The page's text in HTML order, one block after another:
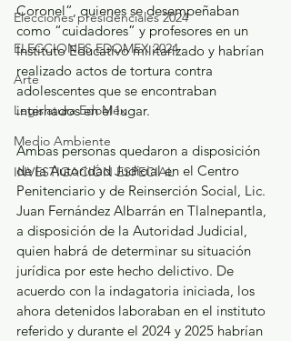
Elecciones presidenciales 2024
ELECCIONES EDOMEX 2024
Arte
Legislatura EdoMéx
Medio Ambiente
INVESTIGACIÓN ESPECIAL
Coronel”, quienes se desempeñaban
como “cuidadores” y profesores en un
Instituto Educativo militarizado y habrían
realizado actos de tortura contra
adolescentes que se encontraban
internados en el lugar.
Ambas personas quedaron a disposición
de la Autoridad Judicial en el Centro
Penitenciario y de Reinserción Social, Lic.
Juan Fernández Albarrán en Tlalnepantla,
a disposición de la Autoridad Judicial,
quien habrá de determinar su situación
jurídica por este hecho delictivo. De
acuerdo con la indagatoria iniciada, los
ahora detenidos laboraban en el instituto
referido y durante el 2024 y 2025 habrían